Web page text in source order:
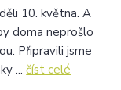
10. května. A
doma neprošlo
Připravili jsme
...číst celé